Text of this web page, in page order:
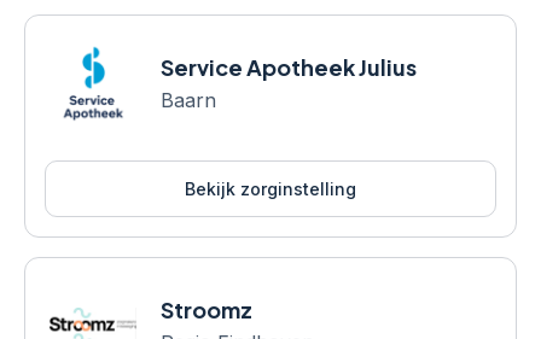
Service Apotheek Julius
Baarn
Bekijk zorginstelling
Stroomz